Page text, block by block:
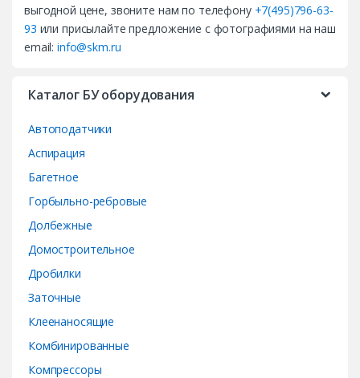
выгодной цене, звоните нам по телефону +7(495)796-63-
93 или присылайте предложение с фотографиями на наш
email:info@skm.ru
Каталог БУ оборудования
Автоподатчики
Аспирация
Багетное
Горбыльно-ребровые
Долбежные
Домостроительное
Дробилки
Заточные
Клеенаносящие
Комбинированные
Компрессоры